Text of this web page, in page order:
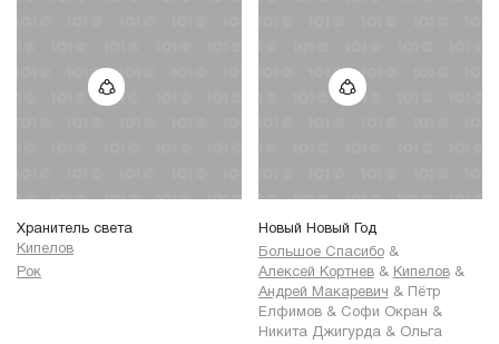
С ангелов сдули пыль,
Подновили Христу лицо!
Я не твой,
Ближних я не могу любить.
Трудно мне жить слугой,
А хозяином мне не быть.
Хранитель света
Кипелов
Рок
Новый Новый Год
Большое Спасибо &
Алексей Кортнев & Кипелов &
Андрей Макаревич &
Пётр
Елфимов & Софи Окран &
Никита Джигурда & Ольга